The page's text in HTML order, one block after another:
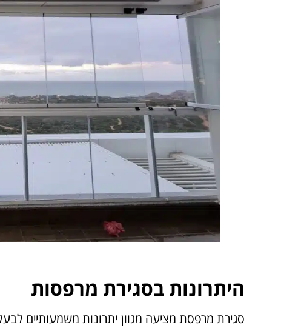
היתרונות בסגירת מרפסות
סגירת מרפסת מציעה מגוון יתרונות משמעותיים